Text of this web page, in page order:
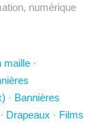
numérique
maille ·
· Bannières
· Drapeaux · Films